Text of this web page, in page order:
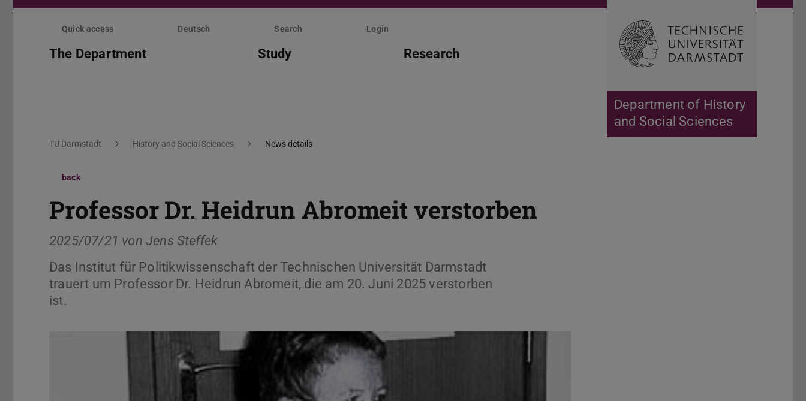
Skip
Department of History
and Social Sciences
Quick access Deutsch Search Login
The Department Study Research Open search
You are here:
TU Darmstadt History and Social Sciences News details
back
Professor Dr. Heidrun Abromeit verstorben
2025/07/21 von Jens Steffek
Das Institut für Politikwissenschaft der Technischen Universität Darmstadt
trauert um Professor Dr. Heidrun Abromeit, die am 20. Juni 2025 verstorben
ist.